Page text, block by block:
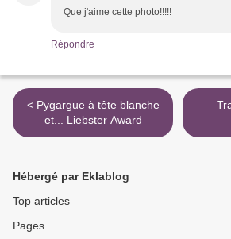
Que j'aime cette photo!!!!!
Répondre
< Pygargue à tête blanche
et... Liebster Award
Hébergé par Eklablog
Top articles
Pages